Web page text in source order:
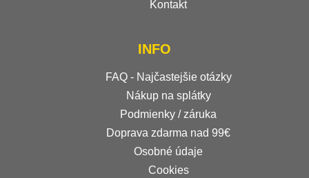
Kontakt
INFO
FAQ - Najčastejšie otázky
Nákup na splátky
Podmienky / záruka
Doprava zdarma nad 99€
Osobné údaje
Cookies